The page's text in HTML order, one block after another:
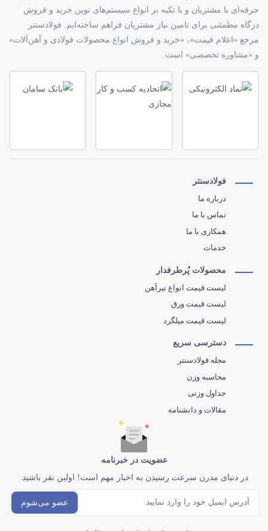
حرفه‌ای با مشتریان و با تکیه بر انواع سیستم‌های نوین خرید و فروش
درگاه مطمئنی برای تامین نیاز مشتریان فراهم ساخته‌ایم. فولادسنتر
مرجع «اعلام قیمت»، «خرید و فروش انواع محصولات فولادی و آهن‌آلات»
و «مشاوره تخصصی» است.
فولادسنتر
درباره ما
تماس با ما
همکاری با ما
خدمات
محصولات پُرطرفدار
لیست قیمت انواع تیرآهن
لیست قیمت ورق
لیست قیمت میلگرد
دسترسی سریع
مجله فولادسنتر
محاسبه وزن
جداول وزنی
مقالات و دانشنامه
عضویت در خبرنامه
در دنیای مدرن سرعت رسیدن به اخبار مهم است! اولین نفر باشید.
عضو می‌شوم